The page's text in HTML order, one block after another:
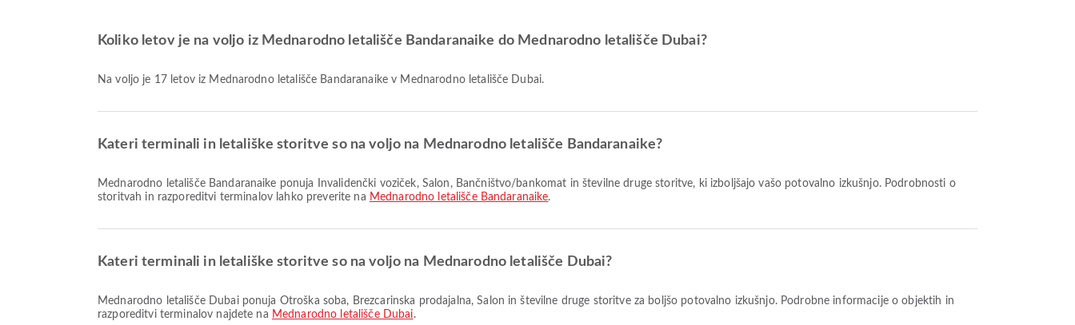
Koliko letov je na voljo iz Mednarodno letališče Bandaranaike do Mednarodno letališče Dubai?
Na voljo je 17 letov iz Mednarodno letališče Bandaranaike v Mednarodno letališče Dubai.
Kateri terminali in letališke storitve so na voljo na Mednarodno letališče Bandaranaike?
Mednarodno letališče Bandaranaike ponuja Invalidenčki voziček, Salon, Bančništvo/bankomat in številne druge storitve, ki izboljšajo vašo potovalno izkušnjo. Podrobnosti o
storitvah in razporeditvi terminalov lahko preverite na Mednarodno letališče Bandaranaike.
Kateri terminali in letališke storitve so na voljo na Mednarodno letališče Dubai?
Mednarodno letališče Dubai ponuja Otroška soba, Brezcarinska prodajalna, Salon in številne druge storitve za boljšo potovalno izkušnjo. Podrobne informacije o objektih in
razporeditvi terminalov najdete na Mednarodno letališče Dubai.